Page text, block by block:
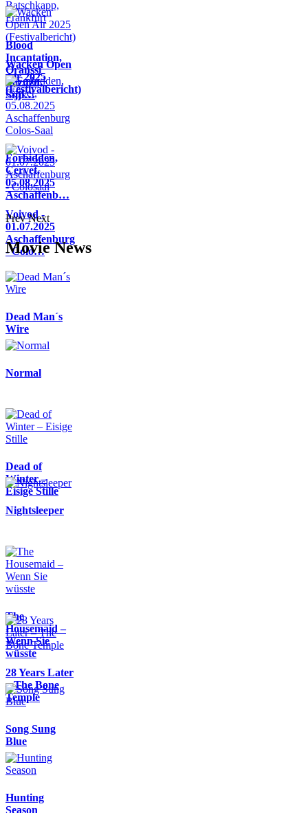
Blood
Incantation,
Oranssi
Pazuzu,
Sijji…
Wacken Open
Air 2025
(Festivalbericht)
Forbidden,
Cervet,
05.08.2025
Aschaffenb…
Voivod -
01.07.2025
Aschaffenburg
- Colo…
Prev Next
Movie News
Dead Man´s
Wire
Normal
Dead of
Winter –
Eisige Stille
Nightsleeper
The
Housemaid –
Wenn Sie
wüsste
28 Years Later
– The Bone
Temple
Song Sung
Blue
Hunting
Season